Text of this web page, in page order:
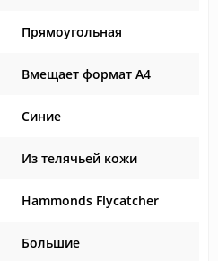
Прямоугольная
Вмещает формат А4
Синие
Из телячьей кожи
Hammonds Flycatcher
Большие